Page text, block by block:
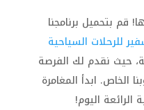
قم بتحميل برنامجنا
للرحلات السياحية
حيث نقدم لك الفرصة
الخاص. ابدأ المغامرة
الرائعة اليوم!